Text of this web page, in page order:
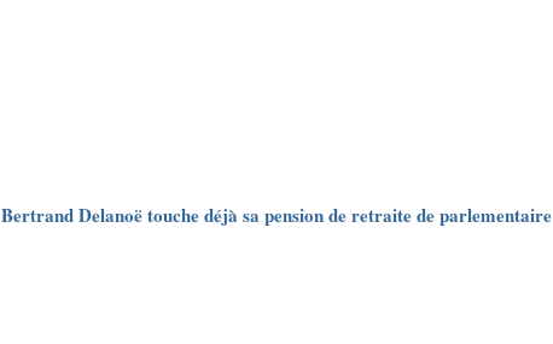
Bertrand Delanoë touche déjà sa pension de retraite de parlementaire